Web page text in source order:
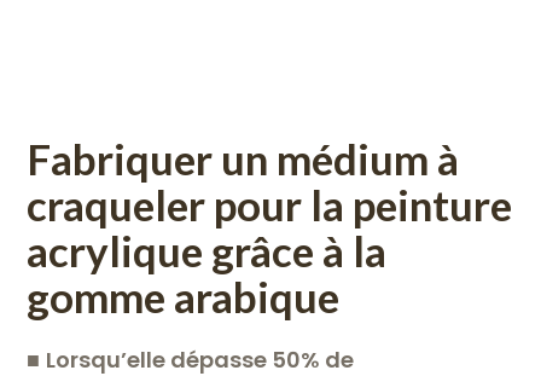
Fabriquer un médium à
craqueler pour la peinture
acrylique grâce à la
gomme arabique
■ Lorsqu’elle dépasse 50% de